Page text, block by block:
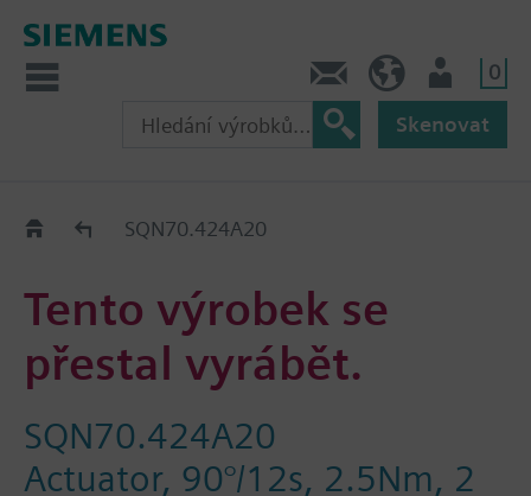
0
Skenovat
Old2NewSQN70.424A20
Tento výrobek se
přestal vyrábět.
SQN70.424A20
Actuator, 90°/12s, 2.5Nm, 2